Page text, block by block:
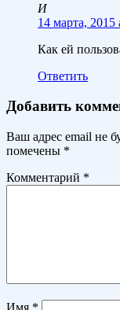
И
14 марта, 2015
Как ей
Ответить
Добавить
Ваш адрес email не
помечены *
Комментарий *